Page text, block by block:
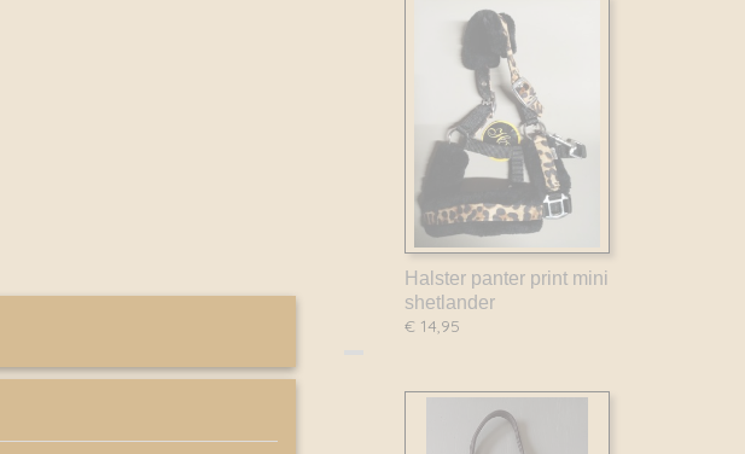
Halster panter print mini
shetlander
€ 14,95